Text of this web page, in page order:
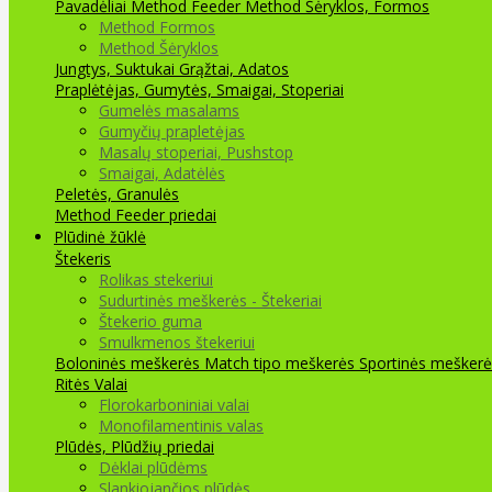
Pavadėliai Method Feeder Method Šėryklos, Formos
Method Formos
Method Šėryklos
Jungtys, Suktukai Grąžtai, Adatos
Praplėtėjas, Gumytės, Smaigai, Stoperiai
Gumelės masalams
Gumyčių prapletėjas
Masalų stoperiai, Pushstop
Smaigai, Adatėlės
Peletės, Granulės
Method Feeder priedai
Plūdinė žūklė
Štekeris
Rolikas stekeriui
Sudurtinės meškerės - Štekeriai
Štekerio guma
Smulkmenos štekeriui
Boloninės meškerės Match tipo meškerės Sportinės
Ritės Valai
Florokarboniniai valai
Monofilamentinis valas
Plūdės, Plūdžių priedai
Dėklai plūdėms
Slankiojančios plūdės